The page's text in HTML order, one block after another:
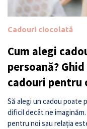
Cadouri ciocolată
Cum alegi
persoană?
cadouri pentru
Să alegi un cadou poate
dificil decât ne
pentru noi sau relația